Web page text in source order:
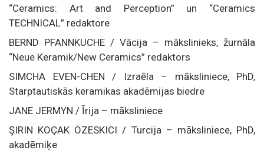
“Ceramics: Art and Perception” un “Ceramics
TECHNICAL” redaktore
BERND PFANNKUCHE / Vācija – mākslinieks, žurnāla
“Neue Keramik/New Ceramics” redaktors
SIMCHA EVEN-CHEN / Izraēla – māksliniece, PhD,
Starptautiskās keramikas akadēmijas biedre
JANE JERMYN / Īrija – māksliniece
ŞIRIN KOÇAK ÖZESKICI / Turcija – māksliniece, PhD,
akadēmiķe